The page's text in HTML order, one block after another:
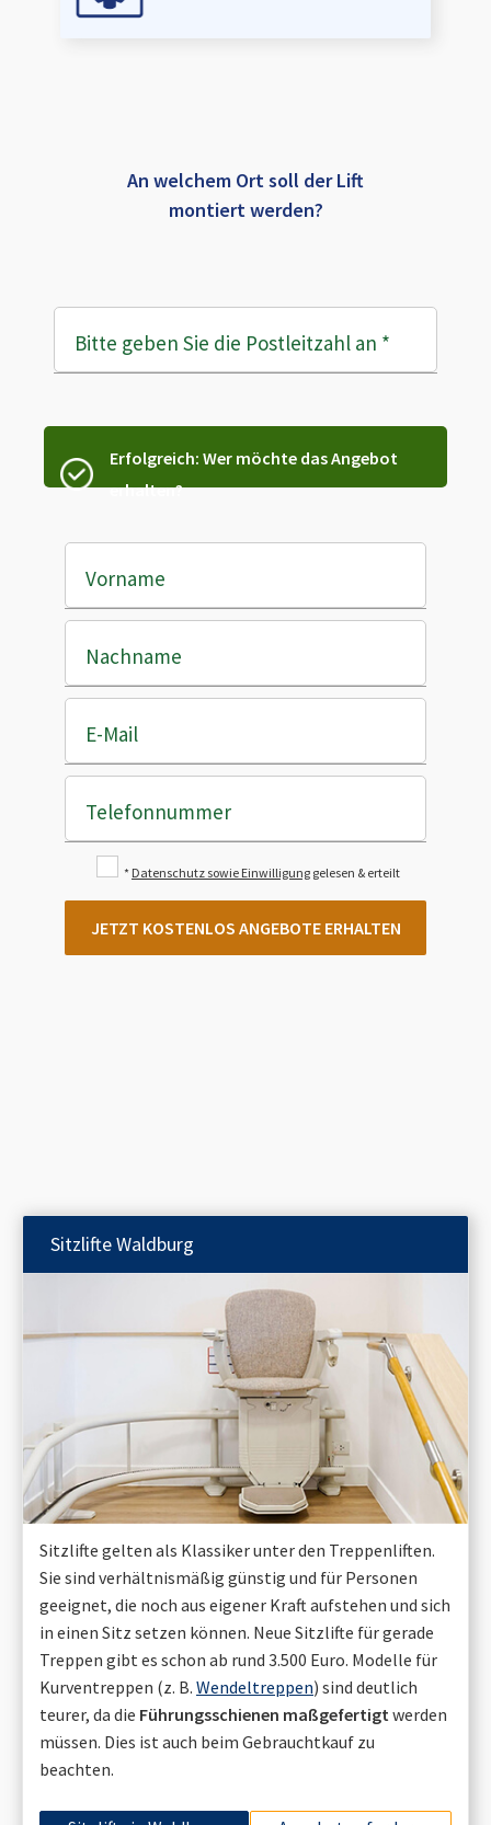
An welchem Ort soll der Lift
montiert werden?
Bitte geben Sie die Postleitzahl an *
Erfolgreich: Wer möchte das Angebot
erhalten?
Vorname
Nachname
E-Mail
Telefonnummer
* Datenschutz sowie Einwilligung gelesen & erteilt
JETZT KOSTENLOS ANGEBOTE ERHALTEN
SitzlifteWaldburg
Sitzlifte gelten als Klassiker unter den Treppenliften.
Sie sind verhältnismäßig günstig und für Personen
geeignet, die noch aus eigener Kraft aufstehen und sich
in einen Sitz setzen können. Neue Sitzlifte für gerade
Treppen gibt es schon ab rund 3.500 Euro. Modelle für
Kurventreppen (z. B. Wendeltreppen) sind deutlich
teurer, da die Führungsschienen maßgefertigt werden
müssen. Dies ist auch beim Gebrauchtkauf zu
beachten.